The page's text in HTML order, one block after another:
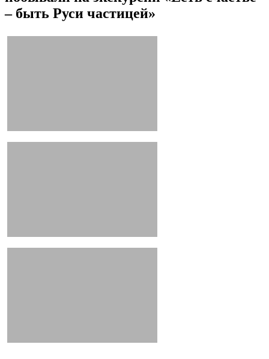
– быть Руси частицей»